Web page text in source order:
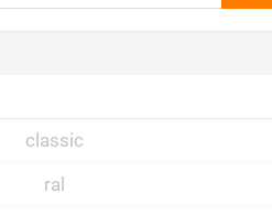
classic
ral